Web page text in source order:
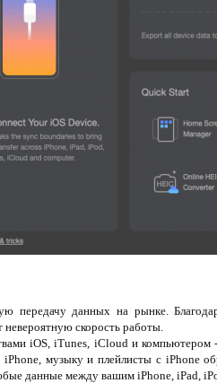
передачу данных на рынке.
скорость работы.
iOS, iTunes, iCloud и компьютером
музыку и плейлисты с iPhone
данные между вашим iPhone, iPad,